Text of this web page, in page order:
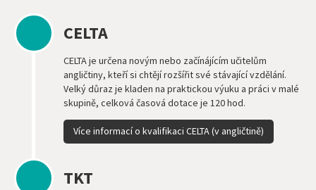
CELTA
CELTA je určena novým nebo začínájícím učitelům
angličtiny, kteří si chtějí rozšířit své stávající vzdělání.
Velký důraz je kladen na praktickou výuku a práci v malé
skupině, celková časová dotace je 120 hod.
Více informací o kvalifikaci CELTA (v angličtině)
TKT